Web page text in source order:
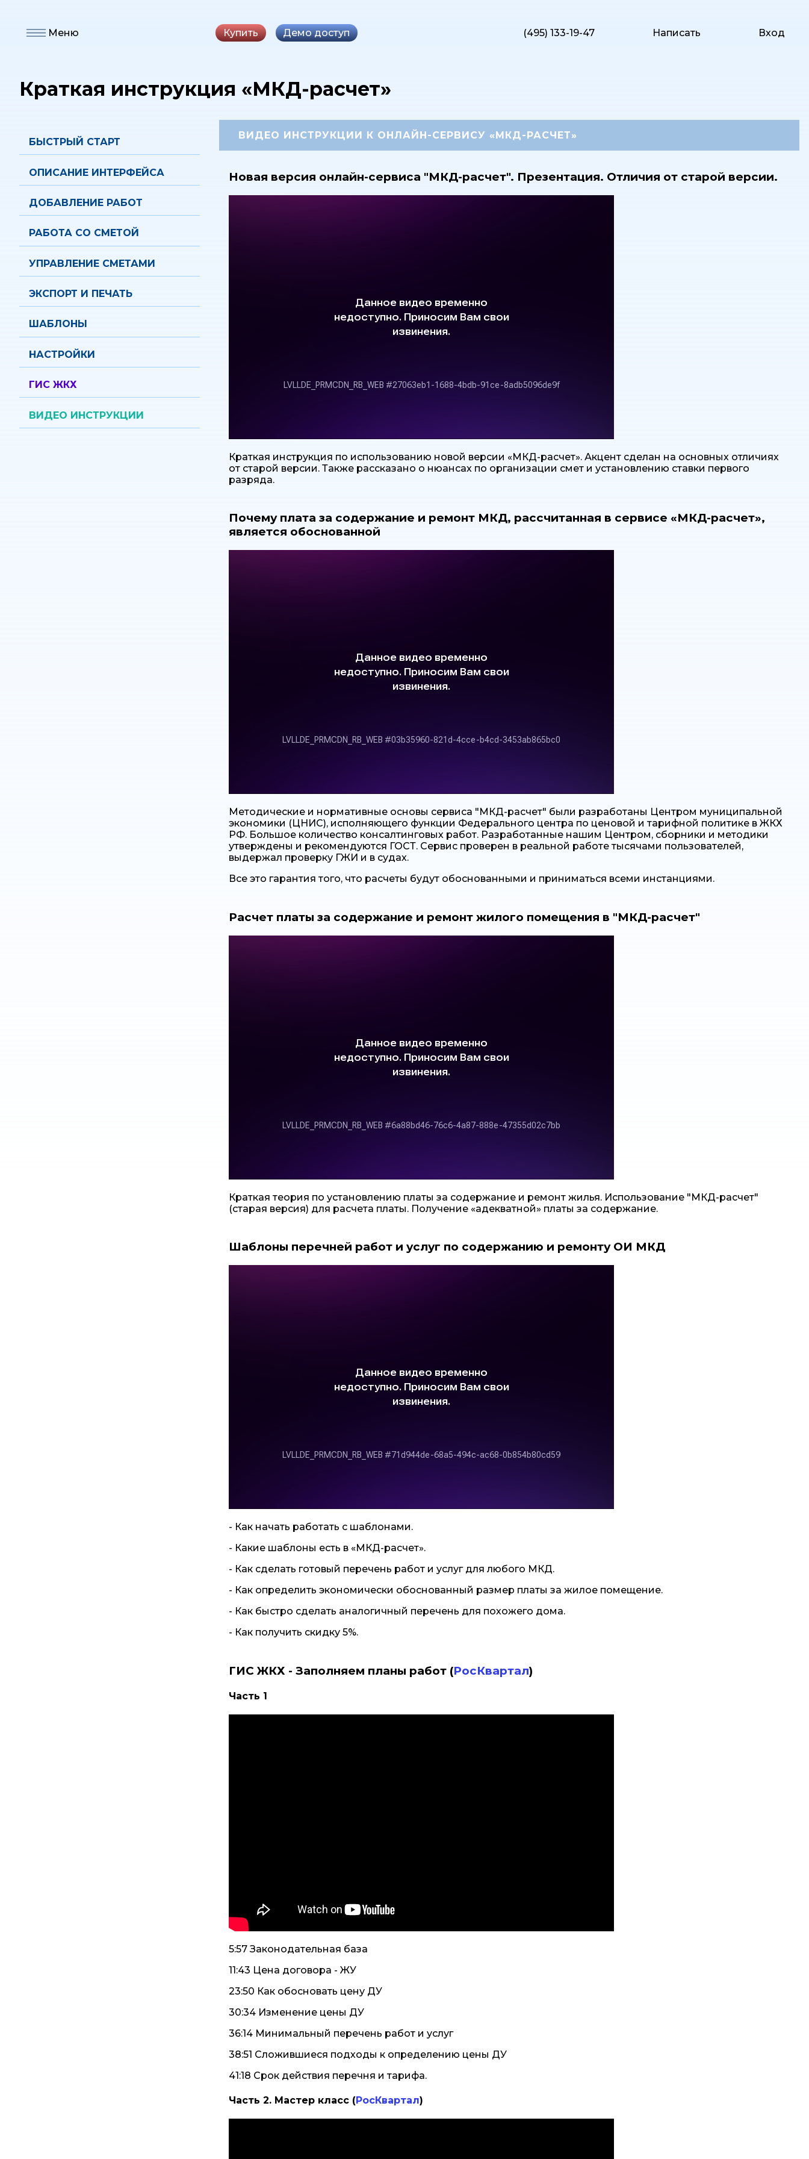
Меню
Главная
Методика расчетов
Свидетельство и
регистрация
Отзывы
Цены
Дополнительные
модули
Вопросы и Ответы
Договор оферты
Вернуться на сайт
Купить Демодоступ (495) 133-19-47 Написать Вход
Краткая инструкция «МКД-расчет»
БЫСТРЫЙ СТАРТ
ОПИСАНИЕ ИНТЕРФЕЙСА
ДОБАВЛЕНИЕ РАБОТ
РАБОТА СО СМЕТОЙ
УПРАВЛЕНИЕ СМЕТАМИ
ЭКСПОРТ И ПЕЧАТЬ
ШАБЛОНЫ
НАСТРОЙКИ
ГИС ЖКХ
ВИДЕО ИНСТРУКЦИИ
ВИДЕО ИНСТРУКЦИИ К ОНЛАЙН-СЕРВИСУ «МКД-РАСЧЕТ»
Новая версия онлайн-сервиса "МКД-расчет". Презентация. Отличия от старой версии.
Краткая инструкция по использованию новой версии «МКД-расчет». Акцент сделан на основных отличиях
от старой версии. Также рассказано о нюансах по организации смет и установлению ставки первого
разряда.
Почему плата за содержание и ремонт МКД, рассчитанная в сервисе «МКД-расчет»,
является обоснованной
Методические и нормативные основы сервиса "МКД-расчет" были разработаны Центром муниципальной
экономики (ЦНИС), исполняющего функции Федерального центра по ценовой и тарифной политике в ЖКХ
РФ. Большое количество консалтинговых работ. Разработанные нашим Центром, сборники и методики
утверждены и рекомендуются ГОСТ. Сервис проверен в реальной работе тысячами пользователей,
выдержал проверку ГЖИ и в судах.
Все это гарантия того, что расчеты будут обоснованными и приниматься всеми инстанциями.
Расчет платы за содержание и ремонт жилого помещения в "МКД-расчет"
Краткая теория по установлению платы за содержание и ремонт жилья. Использование "МКД-расчет"
(старая версия) для расчета платы. Получение «адекватной» платы за содержание.
Шаблоны перечней работ и услуг по содержанию и ремонту ОИ МКД
- Как начать работать с шаблонами.
- Какие шаблоны есть в «МКД-расчет».
- Как сделать готовый перечень работ и услуг для любого МКД.
- Как определить экономически обоснованный размер платы за жилое помещение.
- Как быстро сделать аналогичный перечень для похожего дома.
- Как получить скидку 5%.
ГИС ЖКХ - Заполняем планы работ (РосКвартал)
Часть 1
5:57 Законодательная база
11:43 Цена договора - ЖУ
23:50 Как обосновать цену ДУ
30:34 Изменение цены ДУ
36:14 Минимальный перечень работ и услуг
38:51 Сложившиеся подходы к определению цены ДУ
41:18 Срок действия перечня и тарифа.
Часть 2. Мастер класс (РосКвартал)